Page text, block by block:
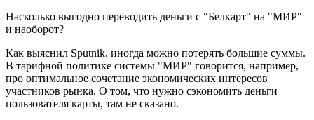
Насколько выгодно переводить деньги с "Белкарт" на "МИР"
и наоборот?
Как выяснил Sputnik, иногда можно потерять большие суммы.
В тарифной политике системы "МИР" говорится, например,
про оптимальное сочетание экономических интересов
участников рынка. О том, что нужно сэкономить деньги
пользователя карты, там не сказано.